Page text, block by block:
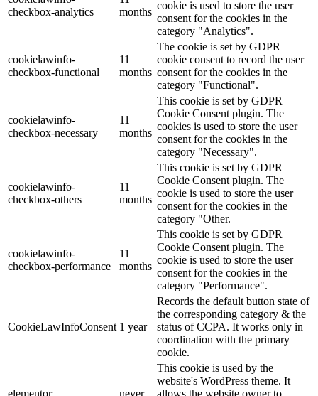
checkbox-analytics
months
cookie is used to store the user
consent for the cookies in the
category "Analytics".
cookielawinfo-
checkbox-functional
11
months
The cookie is set by GDPR
cookie consent to record the user
consent for the cookies in the
category "Functional".
cookielawinfo-
checkbox-necessary
11
months
This cookie is set by GDPR
Cookie Consent plugin. The
cookies is used to store the user
consent for the cookies in the
category "Necessary".
cookielawinfo-
checkbox-others
11
months
This cookie is set by GDPR
Cookie Consent plugin. The
cookie is used to store the user
consent for the cookies in the
category "Other.
cookielawinfo-
checkbox-performance
11
months
This cookie is set by GDPR
Cookie Consent plugin. The
cookie is used to store the user
consent for the cookies in the
category "Performance".
CookieLawInfoConsent 1 year
Records the default button state of
the corresponding category & the
status of CCPA. It works only in
coordination with the primary
cookie.
This cookie is used by the
website's WordPress theme. It